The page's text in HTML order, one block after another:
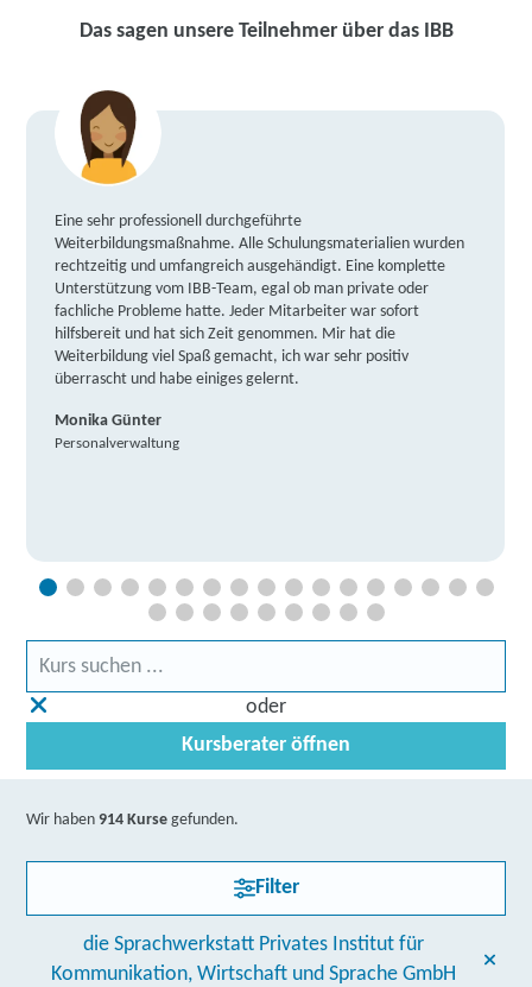
Das sagen unsere Teilnehmer über das IBB
Eine sehr professionell durchgeführte
Weiterbildungsmaßnahme. Alle Schulungsmaterialien wurden
rechtzeitig und umfangreich ausgehändigt. Eine komplette
Unterstützung vom IBB-Team, egal ob man private oder
fachliche Probleme hatte. Jeder Mitarbeiter war sofort
hilfsbereit und hat sich Zeit genommen. Mir hat die
Weiterbildung viel Spaß gemacht, ich war sehr positiv
überrascht und habe einiges gelernt.
Monika Günter
Personalverwaltung
oder
Kursberater öffnen
Wir haben914 Kurse gefunden.
Filter
die Sprachwerkstatt Privates Institut für
Kommunikation, Wirtschaft und Sprache GmbH